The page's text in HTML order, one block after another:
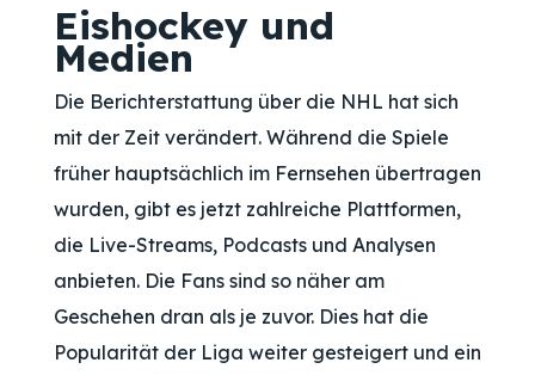
Eishockey und
Medien
Die Berichterstattung über die NHL hat sich
mit der Zeit verändert. Während die Spiele
früher hauptsächlich im Fernsehen übertragen
wurden, gibt es jetzt zahlreiche Plattformen,
die Live-Streams, Podcasts und Analysen
anbieten. Die Fans sind so näher am
Geschehen dran als je zuvor. Dies hat die
Popularität der Liga weiter gesteigert und ein